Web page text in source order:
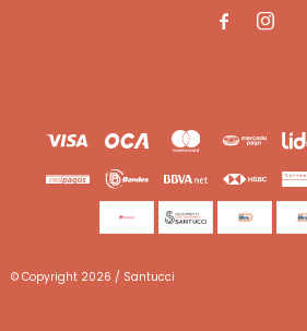
 
© Copyright 2026 / Santucci